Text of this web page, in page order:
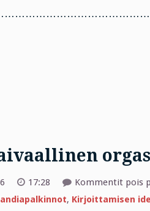
17:28 Kommentit pois
, Kirjoittamisen